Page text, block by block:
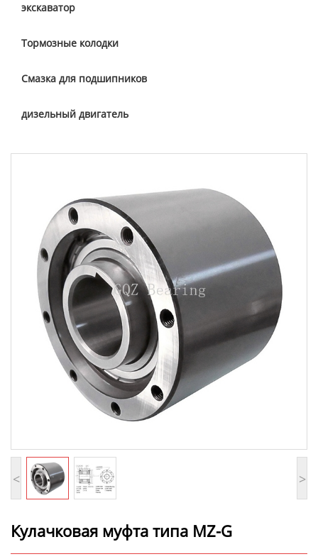
экскаватор
Тормозные колодки
Смазка для подшипников
дизельный двигатель
< >
Кулачковая муфта типа MZ-G